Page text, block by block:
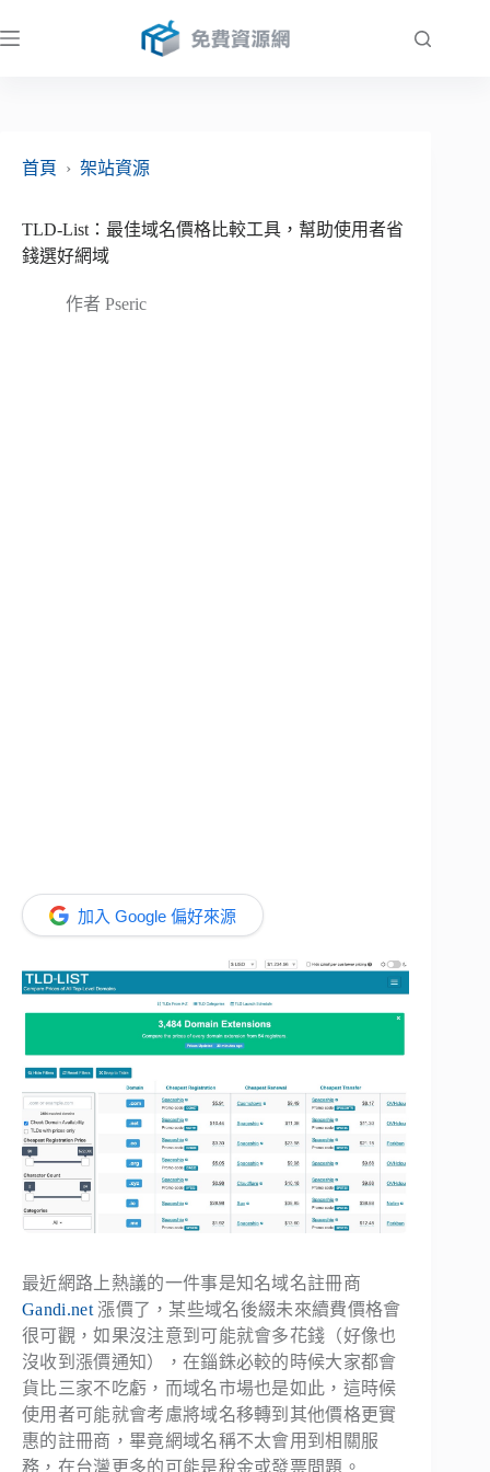
至
首頁
› 架站資源
TLD-List：最佳域名價格比較工具，幫助使用者省
錢選好網域
作者 Pseric
加入 Google 偏好來源
最近網路上熱議的一件事是知名域名註冊商
Gandi.net漲價了，某些域名後綴未來續費價格會
很可觀，如果沒注意到可能就會多花錢（好像也
沒收到漲價通知），在錙銖必較的時候大家都會
貨比三家不吃虧，而域名市場也是如此，這時候
使用者可能就會考慮將域名移轉到其他價格更實
惠的註冊商，畢竟網域名稱不太會用到相關服
務，在台灣更多的可能是稅金或發票問題。